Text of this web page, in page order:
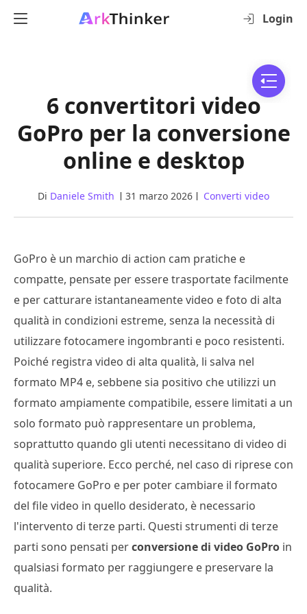
Login
6 convertitori video
GoPro per la conversione
online e desktop
Di Daniele Smith 31 marzo 2026 Converti video
GoPro è un marchio di action cam pratiche e
compatte, pensate per essere trasportate facilmente
e per catturare istantaneamente video e foto di alta
qualità in condizioni estreme, senza la necessità di
utilizzare fotocamere ingombranti e poco resistenti.
Poiché registra video di alta qualità, li salva nel
formato MP4 e, sebbene sia positivo che utilizzi un
formato ampiamente compatibile, essere limitati a un
solo formato può rappresentare un problema,
soprattutto quando gli utenti necessitano di video di
qualità superiore. Ecco perché, nel caso di riprese con
fotocamere GoPro e per poter cambiare il formato
del file video in quello desiderato, è necessario
l'intervento di terze parti. Questi strumenti di terze
parti sono pensati perconversione di video GoPro in
qualsiasi formato per raggiungere e preservare la
qualità.